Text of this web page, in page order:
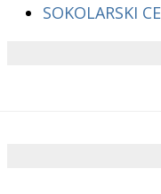
SOKOLARSKI